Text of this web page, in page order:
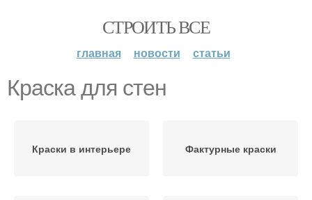
СТРОИТЬ ВСЕ
главная новости статьи
Краска для стен
Краски в интерьере Фактурные краски